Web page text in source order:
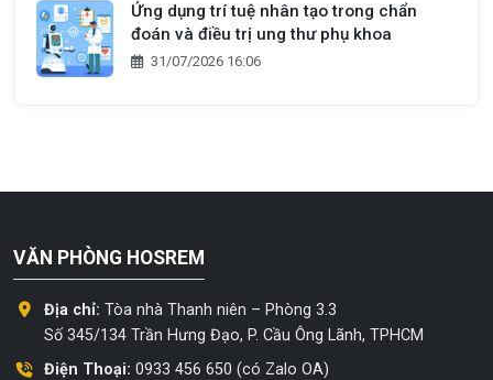
Ứng dụng trí tuệ nhân tạo trong chẩn
đoán và điều trị ung thư phụ khoa
31/07/2026 16:06
VĂN PHÒNG HOSREM
Địa chỉ: Tòa nhà Thanh niên – Phòng 3.3
Số 345/134 Trần Hưng Đạo, P. Cầu Ông Lãnh, TPHCM
Điện Thoại: 0933 456 650 (có Zalo OA)